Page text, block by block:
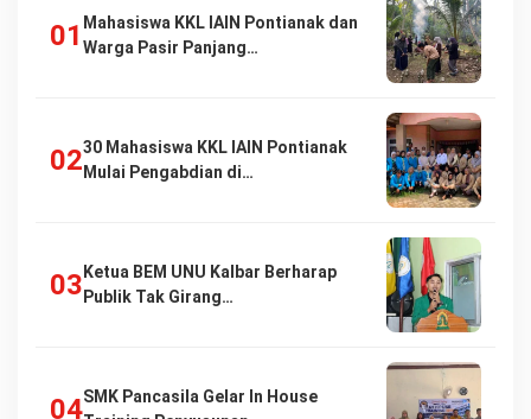
Mahasiswa KKL IAIN Pontianak dan
Warga Pasir Panjang…
30 Mahasiswa KKL IAIN Pontianak
Mulai Pengabdian di…
Ketua BEM UNU Kalbar Berharap
Publik Tak Girang…
SMK Pancasila Gelar In House